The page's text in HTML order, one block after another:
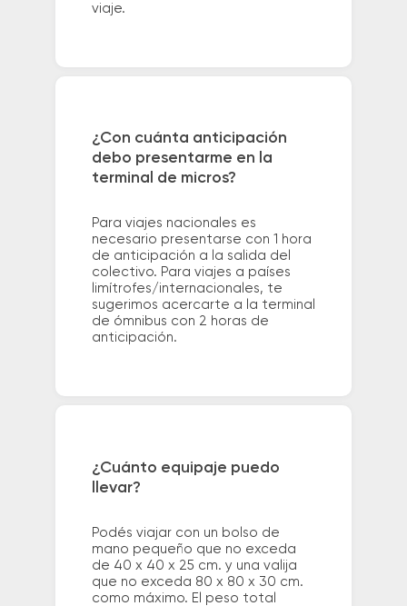
viaje.
¿Con cuánta anticipación
debo presentarme en la
terminal de micros?
Para viajes nacionales es
necesario presentarse con 1 hora
de anticipación a la salida del
colectivo. Para viajes a países
limítrofes/internacionales, te
sugerimos acercarte a la terminal
de ómnibus con 2 horas de
anticipación.
¿Cuánto equipaje puedo
llevar?
Podés viajar con un bolso de
mano pequeño que no exceda
de 40 x 40 x 25 cm. y una valija
que no exceda 80 x 80 x 30 cm.
como máximo. El peso total